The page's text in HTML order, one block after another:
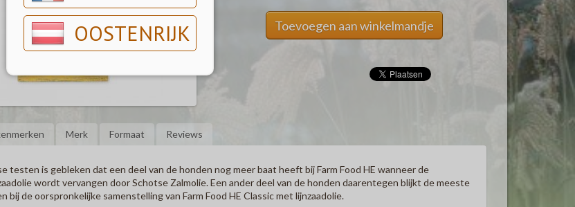
OOSTENRIJK
Toevoegen aan winkelmandje
Merk Formaat Reviews
testen is gebleken dat een deel van de honden nog meer baat heeft bij Farm Food HE wanneer de
wordt vervangen door Schotse Zalmolie. Een ander deel van de honden daarentegen blijkt de meeste
bij de oorspronkelijke samenstelling van Farm Food HE Classic met lijnzaadolie.